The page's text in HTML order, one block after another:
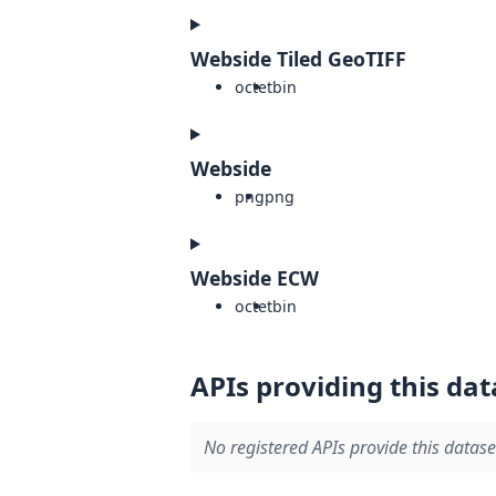
Webside Tiled GeoTIFF
octetbin
Webside
pngpng
Webside ECW
octetbin
APIs providing this
No registered APIs provide this